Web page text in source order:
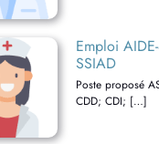
Emploi
SSIAD
Poste proposé
CDD; CDI; […]